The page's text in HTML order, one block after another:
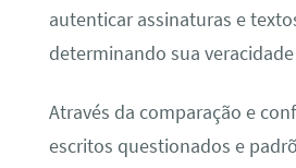
autenticar assinaturas e
determinando sua
Através da comparação e
escritos questionados e